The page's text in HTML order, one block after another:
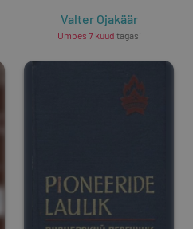
Valter Ojakäär
Umbes 7 kuud tagasi